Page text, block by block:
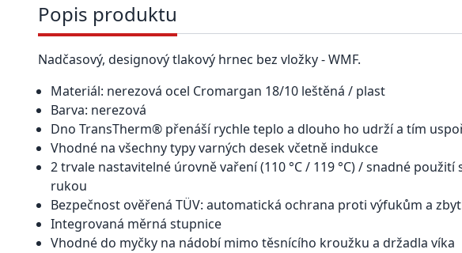
Popis produktu
Nadčasový, designový tlakový hrnec bez vložky - WMF.
Materiál: nerezová ocel Cromargan 18/10 leštěná / plast
Barva: nerezová
Dno TransTherm® přenáší rychle teplo a dlouho ho udrží a tím
Vhodné na všechny typy varných desek včetně indukce
2 trvale nastavitelné úrovně vaření (110 °C / 119 °C) / snadné
rukou
Bezpečnost ověřená TÜV: automatická ochrana proti výfukům a
Integrovaná měrná stupnice
Vhodné do myčky na nádobí mimo těsnícího kroužku a držadla víka